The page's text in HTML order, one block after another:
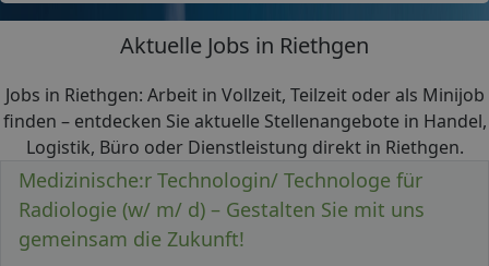
Aktuelle Jobs in Riethgen
Jobs in Riethgen: Arbeit in Vollzeit, Teilzeit oder als Minijob
finden – entdecken Sie aktuelle Stellenangebote in Handel,
Logistik, Büro oder Dienstleistung direkt in Riethgen.
Medizinische:r Technologin/ Technologe für
Radiologie (w/ m/ d) – Gestalten Sie mit uns
gemeinsam die Zukunft!